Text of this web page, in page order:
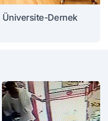
Üniversite-Dernek